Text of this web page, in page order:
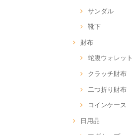
サンダル
靴下
財布
蛇腹ウォレット
クラッチ財布
二つ折り財布
コインケース
日用品